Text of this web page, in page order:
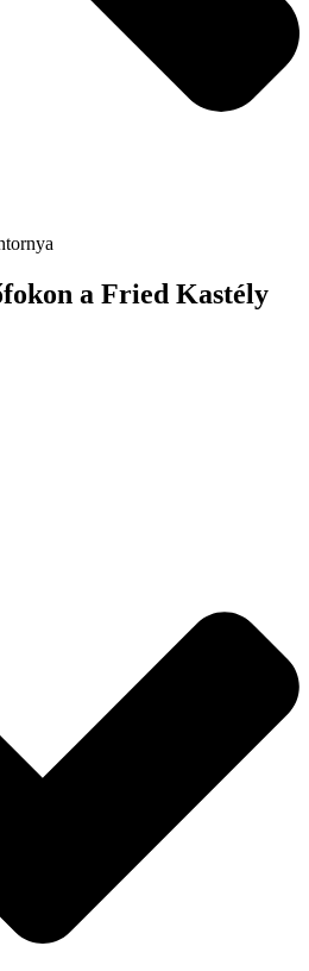
a Fried Kastély